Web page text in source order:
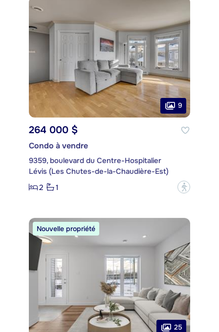
9
264 000 $
Condo à vendre
9359, boulevard du Centre-Hospitalier
Lévis (Les Chutes-de-la-Chaudière-Est)
2
1 ?
Nouvelle propriété
25